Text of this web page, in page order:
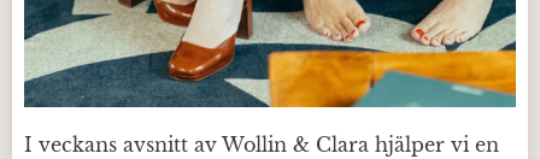
I veckans avsnitt av Wollin & Clara hjälper vi en